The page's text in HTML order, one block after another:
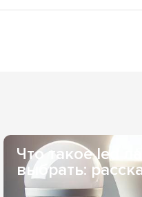
необходимый Вам
Что такое led
выбрать:
Elekomp..